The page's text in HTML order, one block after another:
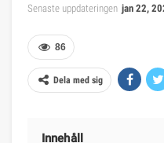
Senaste uppdateringen jan 22,
86
Dela med sig
Innehåll